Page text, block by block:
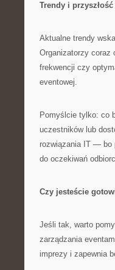
Trendy i przyszłość
Aktualne trendy
Organizatorzy coraz
frekwencji czy
eventowej.
Pomyślcie tylko: co
uczestników lub
rozwiązania IT — bo
do oczekiwań
Czy jesteście
Jeśli tak, warto
zarządzania
imprezy i zapewnia